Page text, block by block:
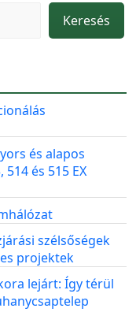
Keresés
és alapos
és 515 EX
szélsőségek
projektek
lejárt: Így térül